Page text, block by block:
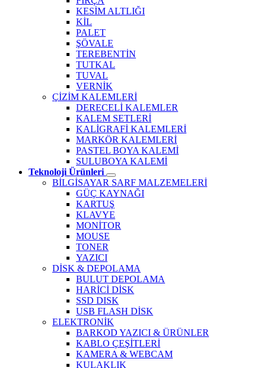
KESİM ALTLIĞI
KİL
PALET
ŞÖVALE
TEREBENTİN
TUTKAL
TUVAL
VERNİK
ÇİZİM KALEMLERİ
DERECELİ KALEMLER
KALEM SETLERİ
KALİGRAFİ KALEMLERİ
MARKÖR KALEMLERİ
PASTEL BOYA KALEMİ
SULUBOYA KALEMİ
Teknoloji Ürünleri
BİLGİSAYAR SARF MALZEMELERİ
GÜÇ KAYNAĞI
KARTUŞ
KLAVYE
MONİTOR
MOUSE
TONER
YAZICI
DİSK & DEPOLAMA
BULUT DEPOLAMA
HARİCİ DİSK
SSD DISK
USB FLASH DİSK
ELEKTRONİK
BARKOD YAZICI & ÜRÜNLER
KABLO ÇEŞİTLERİ
KAMERA & WEBCAM
KULAKLIK